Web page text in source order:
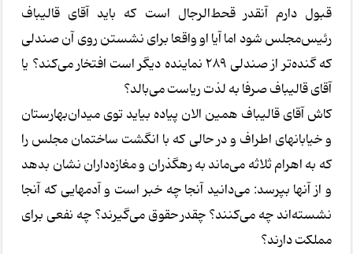
قبول دارم آنقدر قحط‌الرجال است که باید آقای قالیباف
رئیس‌مجلس شود اما آیا او واقعا برای نشستن روی آن صندلی
که گنده‌تر از صندلی ۲۸۹ نماینده دیگر است افتخار می‌کند؟ یا
آقای قالیباف صرفا به لذت ریاست می‌بالد؟
کاش آقای قالیباف همین الان پیاده بیاید توی میدان‌بهارستان
و خیابانهای اطراف و در حالی که با انگشت ساختمان مجلس را
که به اهرام ثلاثه می‌ماند به رهگذران و مغازه‌داران نشان بدهد
و از آنها بپرسد: می‌دانید آنجا چه خبر است و آدمهایی که آنجا
نشسته‌اند چه می‌کنند؟ چقدر حقوق می‌گیرند؟ چه نفعی برای
مملکت دارند؟